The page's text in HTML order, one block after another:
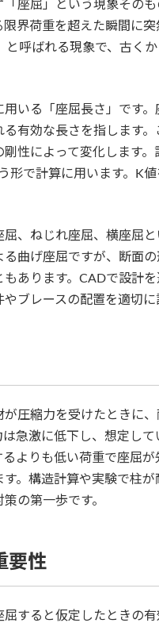
座屈」という現象その
界荷重を超えた瞬間に
と呼ばれる現象で、古く
いる「座屈長さ」です
有効な長さを指します
性によって変化します
で計算に用います。K
、ねじれ座屈、横座屈
曲げ座屈ですが、断面
あります。CADで設計
ブレースの配置を適切に
圧縮力を受けたときに
急激に低下し、想定し
よりも低い荷重で座屈
。構造計算や実験で柱
の第一歩です。
要性
すると仮定したときの